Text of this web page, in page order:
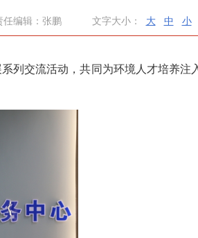
任编辑：张鹏 文字大小： 大 中 小
列交流活动，共同为环境人才培养注